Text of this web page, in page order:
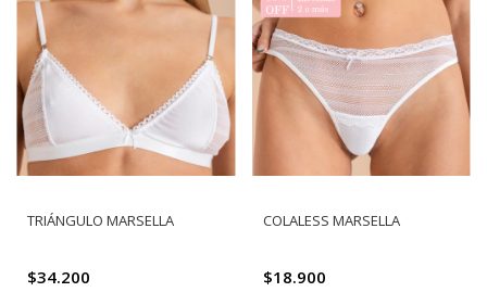
TRIÁNGULO MARSELLA
$34.200
COLALESS MARSELLA
$18.900